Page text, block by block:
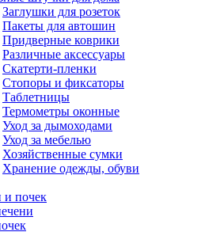
Заглушки для розеток
Пакеты для автошин
Придверные коврики
Различные аксессуары
Скатерти-пленки
Стопоры и фиксаторы
Таблетницы
Термометры оконные
Уход за дымоходами
Уход за мебелью
Хозяйственные сумки
Хранение одежды, обуви
и почек